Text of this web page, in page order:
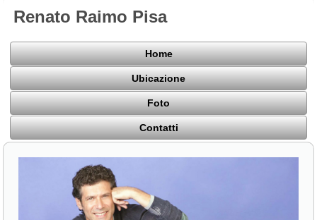
Renato Raimo Pisa
Home
Ubicazione
Foto
Contatti